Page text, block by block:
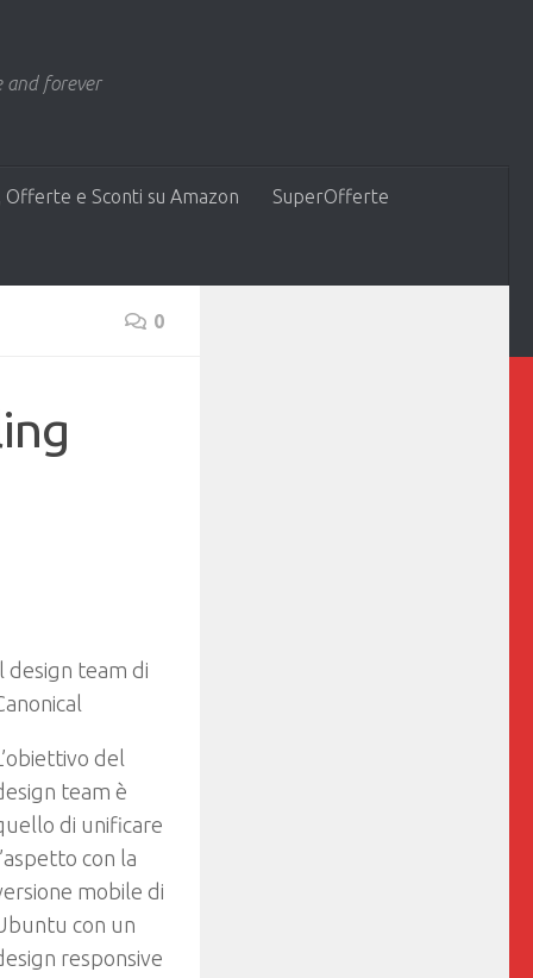
and forever
Offerte e Sconti su Amazon SuperOfferte
0
design team di
del
team è
di unificare
con la
mobile di
con un
responsive